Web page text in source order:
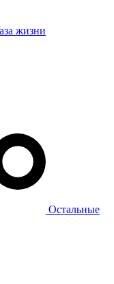
жизни
Остальные